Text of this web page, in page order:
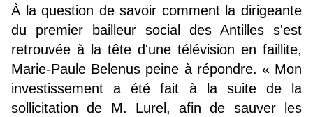
À la question de savoir comment la dirigeante
du premier bailleur social des Antilles s'est
retrouvée à la tête d'une télévision en faillite,
Marie-Paule Belenus peine à répondre. « Mon
investissement a été fait à la suite de la
sollicitation de M. Lurel, afin de sauver les